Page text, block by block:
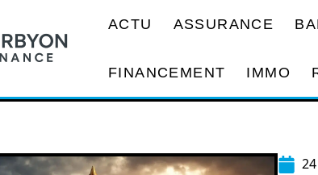
ACTU ASSURANCE
FINANCEMENT IMMO